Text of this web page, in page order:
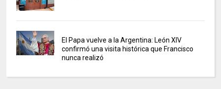
El Papa vuelve a la Argentina: León XIV
confirmó una visita histórica que Francisco
nunca realizó